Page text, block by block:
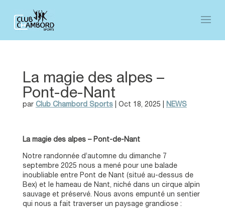
La magie des alpes –
Pont-de-Nant
par Club Chambord Sports| Oct 18, 2025 NEWS
La magie des alpes – Pont-de-Nant
Notre randonnée d’automne du dimanche 7
septembre 2025 nous a mené pour une balade
inoubliable entre Pont de Nant (situé au-dessus de
Bex) et le hameau de Nant, niché dans un cirque alpin
sauvage et préservé. Nous avons empunté un sentier
qui nous a fait traverser un paysage grandiose :